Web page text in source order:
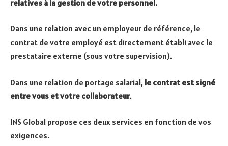
relatives à la gestion de votre personnel.
Dans une relation avec un employeur de référence, le
contrat de votre employé est directement établi avec le
prestataire externe (sous votre supervision).
Dans une relation de portage salarial, le contrat est signé
entre vous et votre collaborateur.
INS Global propose ces deux services en fonction de vos
exigences.